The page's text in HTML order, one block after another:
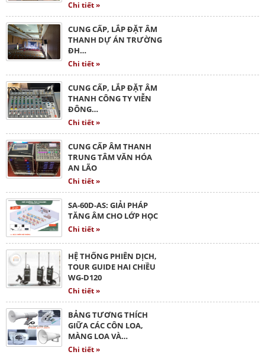
Chi tiết »
CUNG CẤP, LẮP ĐẶT ÂM
THANH DỰ ÁN TRƯỜNG
ĐH…
Chi tiết »
CUNG CẤP, LẮP ĐẶT ÂM
THANH CÔNG TY VIỄN
ĐÔNG…
Chi tiết »
CUNG CẤP ÂM THANH
TRUNG TÂM VĂN HÓA
AN LÃO
Chi tiết »
SA-60D-AS: GIẢI PHÁP
TĂNG ÂM CHO LỚP HỌC
Chi tiết »
HỆ THỐNG PHIÊN DỊCH,
TOUR GUIDE HAI CHIỀU
WG-D120
Chi tiết »
BẢNG TƯƠNG THÍCH
GIỮA CÁC CÔN LOA,
MÀNG LOA VÀ…
Chi tiết »